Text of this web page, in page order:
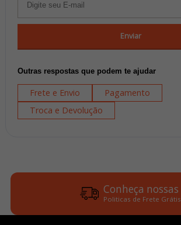
Enviar
Outras respostas que podem te ajudar
Frete e Envio
Pagamento
Troca e Devolução
Conheça nossas
Politicas de Frete Grátis